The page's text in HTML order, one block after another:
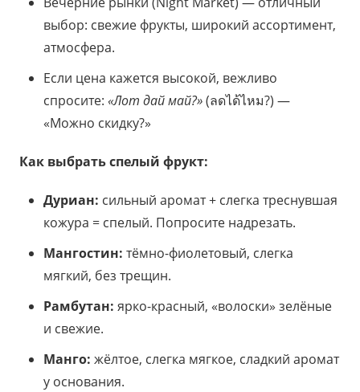
выбор: свежие фрукты, широкий ассортимент,
атмосфера.
Если цена кажется высокой, вежливо
спросите: «Лот дай май?»(ลดได้ไหม?) —
«Можно скидку?»
Как выбрать спелый фрукт:
Дуриан: сильный аромат + слегка треснувшая
кожура = спелый. Попросите надрезать.
Мангостин: тёмно-фиолетовый, слегка
мягкий, без трещин.
Рамбутан: ярко-красный, «волоски» зелёные
и свежие.
Манго: жёлтое, слегка мягкое, сладкий аромат
у основания.